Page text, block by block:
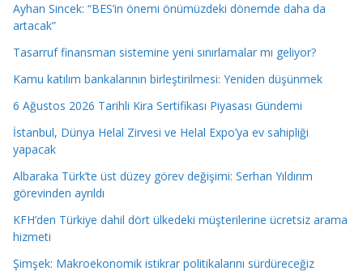
Ayhan Sincek: “BES’in önemi önümüzdeki dönemde daha da
artacak”
Tasarruf finansman sistemine yeni sınırlamalar mı geliyor?
Kamu katılım bankalarının birleştirilmesi: Yeniden düşünmek
6 Ağustos 2026 Tarihli Kira Sertifikası Piyasası Gündemi
İstanbul, Dünya Helal Zirvesi ve Helal Expo’ya ev sahipliği
yapacak
Albaraka Türk’te üst düzey görev değişimi: Serhan Yıldırım
görevinden ayrıldı
KFH’den Türkiye dahil dört ülkedeki müşterilerine ücretsiz arama
hizmeti
Şimşek: Makroekonomik istikrar politikalarını sürdüreceğiz